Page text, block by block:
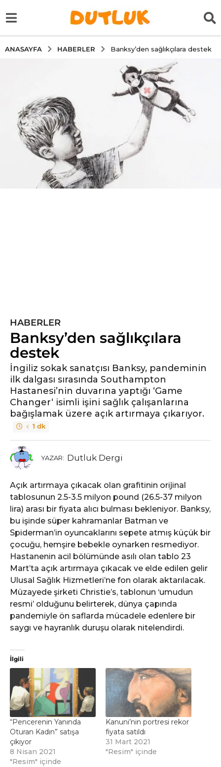
ANASAYFA HABERLER Banksy’den sağlıkçılara destek
ı
ö
n
c
e
HABERLER
Banksy’den sağlıkçılara
destek
İngiliz sokak sanatçısı Banksy, pandeminin
ilk dalgası sırasında Southampton
Hastanesi’nin duvarına yaptığı ‘Game
Changer‘ isimli işini sağlık çalışanlarına
bağışlamak üzere açık artırmaya çıkarıyor.
1 dk
YAZAR: Dutluk Dergi
Açık artırmaya çıkacak olan grafitinin orijinal
tablosunun 2.5-3.5 milyon pound (26.5-37 milyon
lira) arası bir fiyata alıcı bulması bekleniyor. Banksy,
bu işinde süper kahramanlar Batman ve
Spiderman’in oyuncaklarını sepete atmış küçük bir
çocuğu, hemşire bebekle oynarken resmediyor.
Hastanenin acil bölümünde asılı olan tablo 23
Mart’ta açık artırmaya çıkacak ve elde edilen gelir
Ulusal Sağlık Hizmetleri’ne fon olarak aktarılacak.
Müzayede şirketi Christie’s, tablonun ‘umudun
resmi’ olduğunu belirterek, dünya çapında
pandemiyle ön saflarda mücadele edenlere bir
saygı ve hayranlık duruşu olarak nitelendirdi.
İlgili
“Pencerenin Yanında
Oturan Kadın” satışa
çıkıyor
8 Nisan 2021
"Resim" içinde
Kanuni’nin portresi rekor
fiyata satıldı
31 Mart 2021
"Resim" içinde